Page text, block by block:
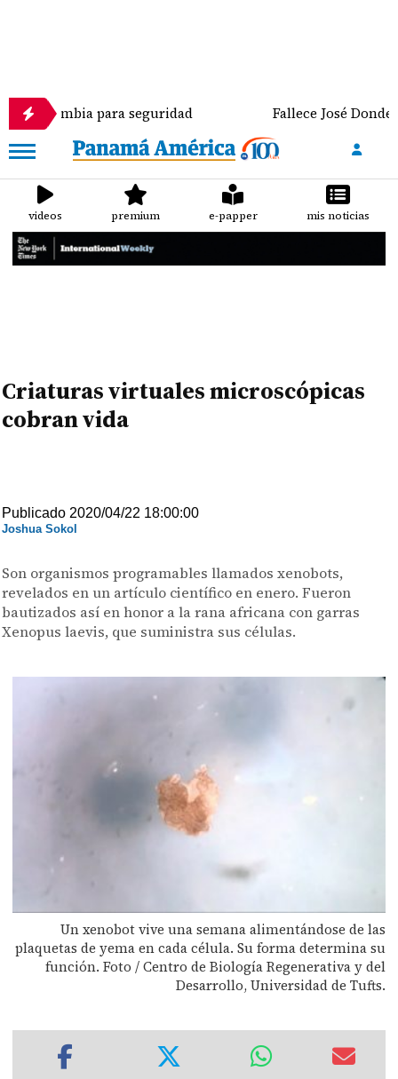
para seguridad Fallece José
videos premium e-papper mis noticias
Criaturas virtuales microscópicas
cobran vida
Publicado 2020/04/22 18:00:00
Joshua Sokol
Son organismos programables llamados xenobots,
revelados en un artículo científico en enero. Fueron
bautizados así en honor a la rana africana con garras
Xenopus laevis, que suministra sus células.
Un xenobot vive una semana alimentándose de las
plaquetas de yema en cada célula. Su forma determina su
función. Foto / Centro de Biología Regenerativa y del
Desarrollo, Universidad de Tufts.